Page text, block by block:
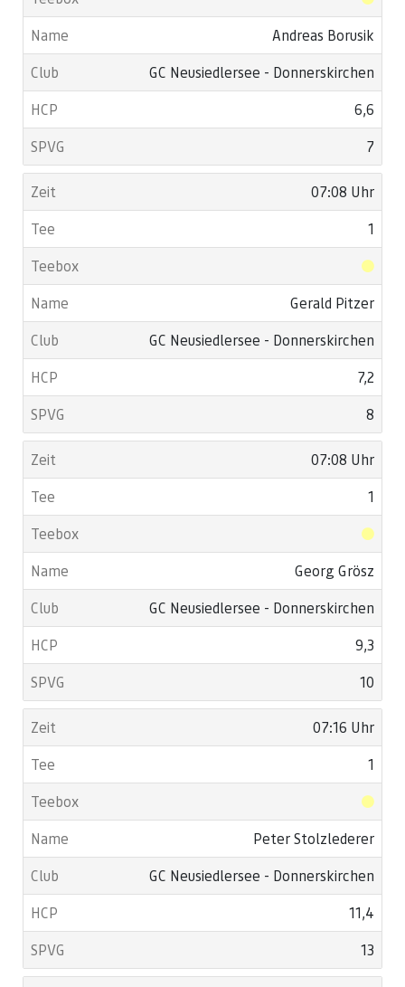
Andreas Borusik
GC Neusiedlersee - Donnerskirchen
6,6
7
07:08 Uhr
1
Gerald Pitzer
GC Neusiedlersee - Donnerskirchen
7,2
8
07:08 Uhr
1
Georg Grösz
GC Neusiedlersee - Donnerskirchen
9,3
10
07:16 Uhr
1
Peter Stolzlederer
GC Neusiedlersee - Donnerskirchen
11,4
13